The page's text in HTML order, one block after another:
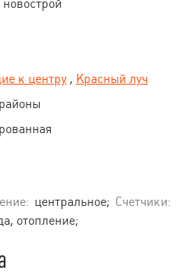
к центру , Красный луч
центральное; Счетчики:
отопление;